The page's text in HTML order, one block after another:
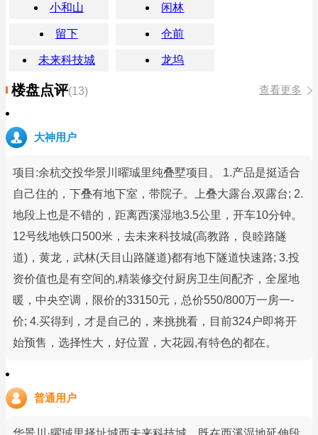
小和山 闲林
留下 仓前
未来科技城 龙坞
楼盘点评(13) 查看更多
大神用户
项目:余杭交投华景川曜珹里纯叠墅项目。 1.产品是挺适合
自己住的，下叠有地下室，带院子。上叠大露台,双露台; 2.
地段上也是不错的，距离西溪湿地3.5公里，开车10分钟。
12号线地铁口500米，去未来科技城(高教路，良睦路隧
道)，黄龙，武林(天目山路隧道)都有地下隧道快速路; 3.投
资价值也是有空间的,精装修交付厨房卫生间配齐，全屋地
暖，中央空调，限价的33150元，总价550/800万一房一-
价; 4.买得到，才是自己的，来挑挑看，目前324户即将开
始预售，选择性大，好位置，大花园,有特色的都在。
普通用户